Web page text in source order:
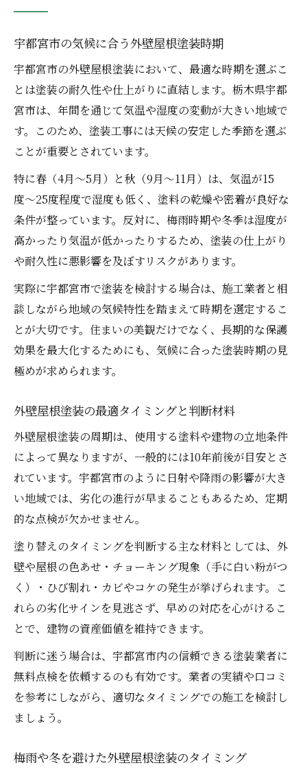
宇都宮市の気候に合う外壁屋根塗装時期
宇都宮市の外壁屋根塗装において、最適な時期を選ぶこ
とは塗装の耐久性や仕上がりに直結します。栃木県宇都
宮市は、年間を通じて気温や湿度の変動が大きい地域で
す。このため、塗装工事には天候の安定した季節を選ぶ
ことが重要とされています。
特に春（4月〜5月）と秋（9月〜11月）は、気温が15
度〜25度程度で湿度も低く、塗料の乾燥や密着が良好な
条件が整っています。反対に、梅雨時期や冬季は湿度が
高かったり気温が低かったりするため、塗装の仕上がり
や耐久性に悪影響を及ぼすリスクがあります。
実際に宇都宮市で塗装を検討する場合は、施工業者と相
談しながら地域の気候特性を踏まえて時期を選定するこ
とが大切です。住まいの美観だけでなく、長期的な保護
効果を最大化するためにも、気候に合った塗装時期の見
極めが求められます。
外壁屋根塗装の最適タイミングと判断材料
外壁屋根塗装の周期は、使用する塗料や建物の立地条件
によって異なりますが、一般的には10年前後が目安とさ
れています。宇都宮市のように日射や降雨の影響が大き
い地域では、劣化の進行が早まることもあるため、定期
的な点検が欠かせません。
塗り替えのタイミングを判断する主な材料としては、外
壁や屋根の色あせ・チョーキング現象（手に白い粉がつ
く）・ひび割れ・カビやコケの発生が挙げられます。こ
れらの劣化サインを見逃さず、早めの対応を心がけるこ
とで、建物の資産価値を維持できます。
判断に迷う場合は、宇都宮市内の信頼できる塗装業者に
無料点検を依頼するのも有効です。業者の実績や口コミ
を参考にしながら、適切なタイミングでの施工を検討し
ましょう。
梅雨や冬を避けた外壁屋根塗装のタイミング